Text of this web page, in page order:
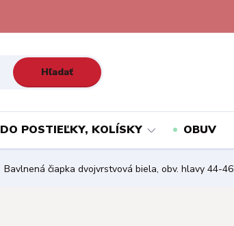
Hľadať
DO POSTIEĽKY, KOLÍSKY OBUV
Bavlnená čiapka dvojvrstvová biela, obv. hlavy 44-46